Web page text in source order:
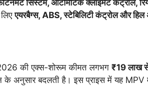
सिस्टम, ऑटोमैटिक क्लाइमेट कंट्रोल,
एयरबैग्स, ABS, स्टेबिलिटी कंट्रोल और हिल
की एक्स-शोरूम कीमत लगभग ₹19 लाख
के अनुसार बदलती है। इस प्राइस में यह